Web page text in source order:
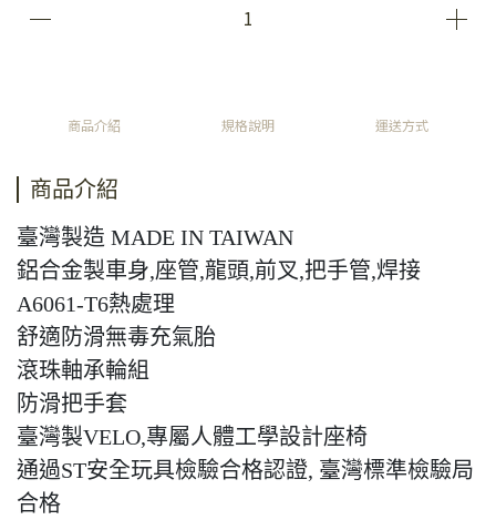
商品介紹 規格說明 運送方式
商品介紹
臺灣製造 MADE IN TAIWAN
鋁合金製車身,座管,龍頭,前叉,把手管,焊接
A6061-T6熱處理
舒適防滑無毒充氣胎
滾珠軸承輪組
防滑把手套
臺灣製VELO,專屬人體工學設計座椅
通過ST安全玩具檢驗合格認證, 臺灣標準檢驗局
合格